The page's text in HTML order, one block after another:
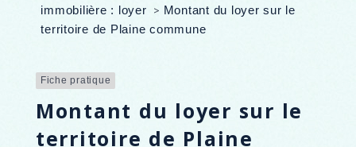
immobilière : loyer > Montant du loyer sur le
territoire de Plaine commune
Fiche pratique
Montant du loyer sur le
territoire de Plaine